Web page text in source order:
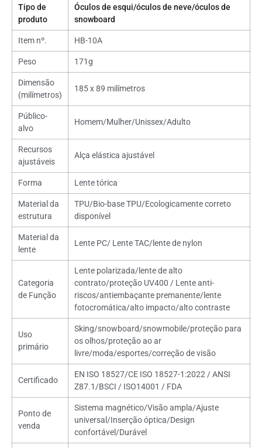
Tipo de
produto
Óculos de esqui/óculos de neve/óculos de
snowboard
Item nº. HB-10A
Peso 171g
Dimensão
(milímetros)
185 x 89 milímetros
Público-
alvo
Homem/Mulher/Unissex/Adulto
Recursos
ajustáveis
Alça elástica ajustável
Forma Lente tórica
Material da
estrutura
TPU/Bio-base TPU/Ecologicamente correto
disponível
Material da
lente
Lente PC/ Lente TAC/lente de nylon
Categoria
de Função
Lente polarizada/lente de alto
contrato/proteção UV400 / Lente anti-
riscos/antiembaçante premanente/lente
fotocromática/alto impacto/alto contraste
Uso
primário
Sking/snowboard/snowmobile/proteção para
os olhos/proteção ao ar
livre/moda/esportes/correção de visão
Certificado
EN ISO 18527/CE ISO 18527-1:2022 / ANSI
Z87.1/BSCI / ISO14001 / FDA
Ponto de
venda
Sistema magnético/Visão ampla/Ajuste
universal/Inserção óptica/Design
confortável/Durável